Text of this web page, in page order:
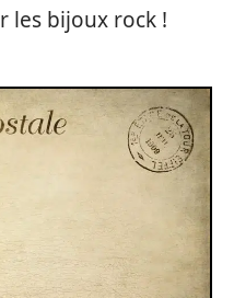
les bijoux rock !